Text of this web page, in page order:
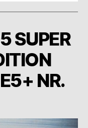
SUPER
NR.